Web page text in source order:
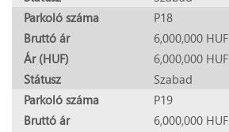
Parkoló száma
P18
Bruttó ár
6,000,000 HUF
Ár (HUF)
6,000,000 HUF
Státusz
Szabad
Parkoló száma
P19
Bruttó ár
6,000,000 HUF